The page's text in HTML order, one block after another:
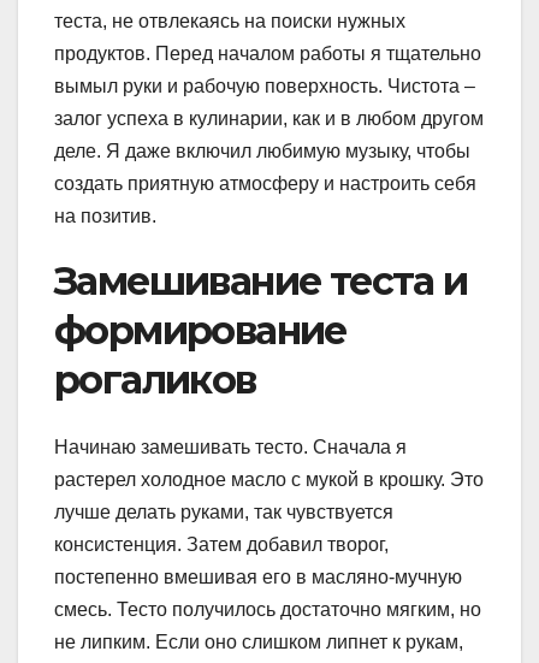
теста, не отвлекаясь на поиски нужных
продуктов. Перед началом работы я тщательно
вымыл руки и рабочую поверхность. Чистота –
залог успеха в кулинарии, как и в любом другом
деле. Я даже включил любимую музыку, чтобы
создать приятную атмосферу и настроить себя
на позитив.
Замешивание теста и
формирование
рогаликов
Начинаю замешивать тесто. Сначала я
растерел холодное масло с мукой в крошку. Это
лучше делать руками, так чувствуется
консистенция. Затем добавил творог,
постепенно вмешивая его в масляно-мучную
смесь. Тесто получилось достаточно мягким, но
не липким. Если оно слишком липнет к рукам,